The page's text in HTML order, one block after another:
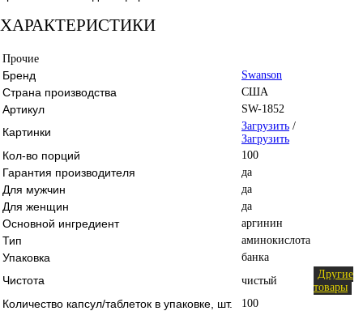
ХАРАКТЕРИСТИКИ
Прочие
Бренд Swanson
Страна производства США
Артикул SW-1852
Картинки Загрузить /
Загрузить
Кол-во порций 100
Гарантия производителя да
Для мужчин да
Для женщин да
Основной ингредиент аргинин
Тип аминокислота
Упаковка банка
Чистота чистый
Другие
товары
Количество капсул/таблеток в упаковке, шт. 100